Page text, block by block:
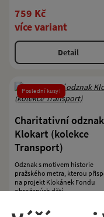
759 Kč
více variant
Detail
Poslední kusy!
Charitativní odznak
Klokart (kolekce
Transport)
Odznak s motivem historie
pražského metra, kterou
na projekt Klokánek Fondu
ohrožených dětí.